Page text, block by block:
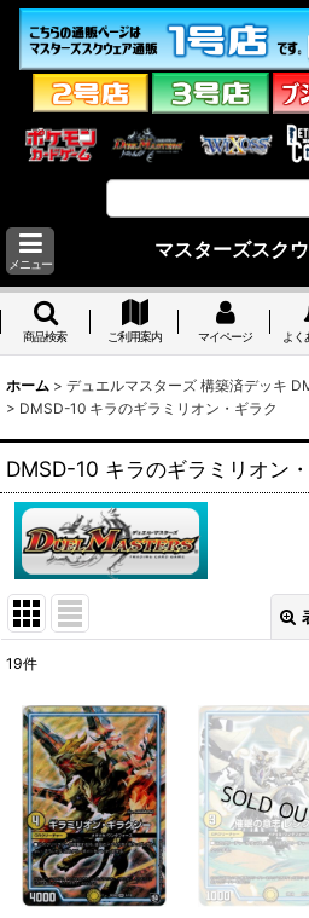
メニュー
マスターズスク
商品検索 ご利用案内 マイページ よく
ホーム > デュエルマスターズ 構築済デッキ
> DMSD-10 キラのギラミリオン・ギラク
DMSD-10 キラのギラミリオン
在庫あり
並び順:
絞り込む
19件